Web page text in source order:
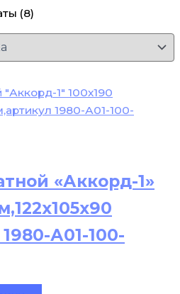
(8)
«Аккорд-1»
А01-100-